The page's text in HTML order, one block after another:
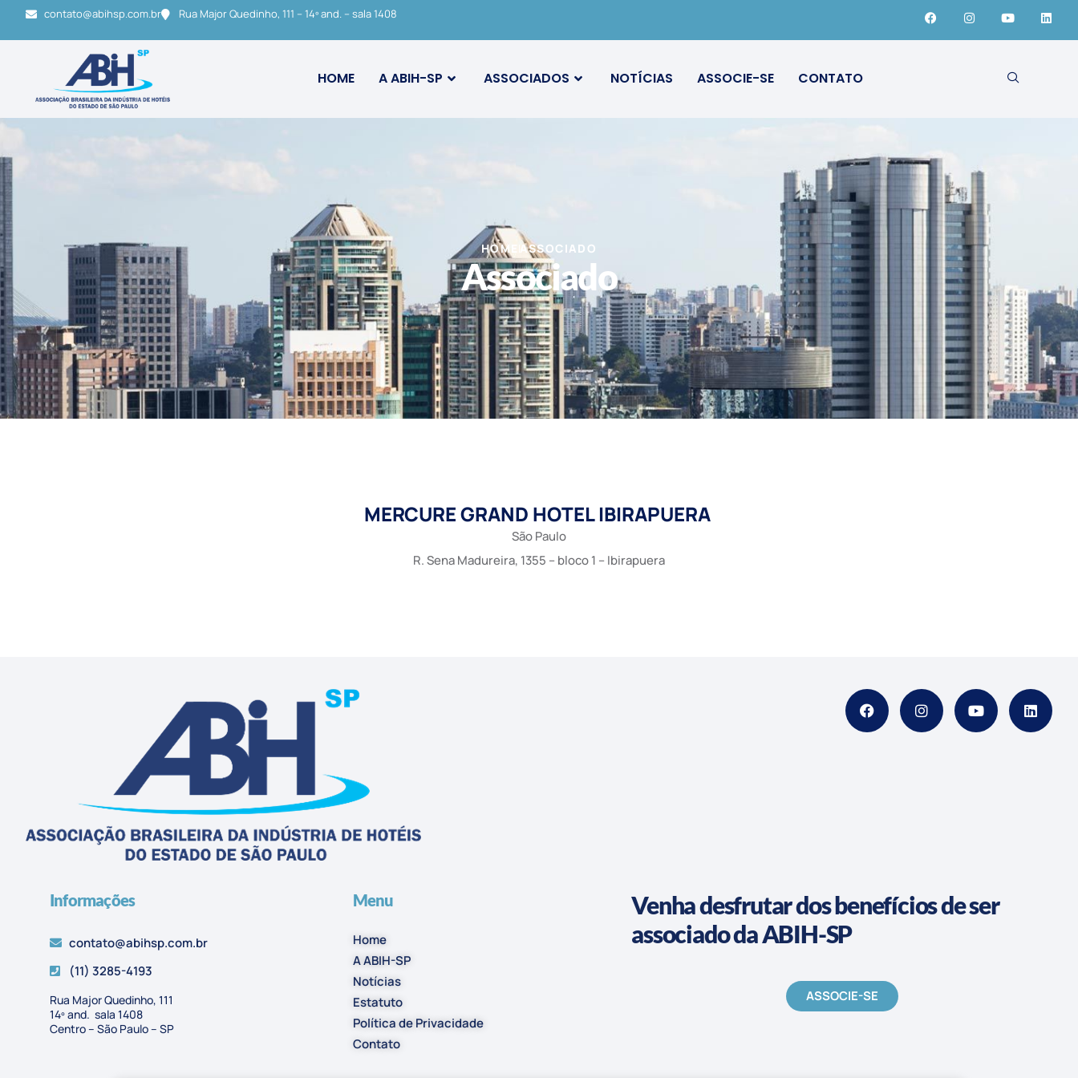
contato@abihsp.com.br Rua Major Quedinho, 111 – 14º and. – sala 1408
HOME A ABIH-SP ASSOCIADOS NOTÍCIAS ASSOCIE-SE CONTATO
HOME ASSOCIADO
Associado
MERCURE GRAND HOTEL IBIRAPUERA
São Paulo
R. Sena Madureira, 1355 – bloco 1 – Ibirapuera
Informações
contato@abihsp.com.br
(11) 3285-4193
Rua Major Quedinho, 111
14º and. sala 1408
Centro – São Paulo – SP
Menu
Home
A ABIH-SP
Notícias
Estatuto
Política de Privacidade
Contato
Venha desfrutar dos benefícios de ser
associado da ABIH-SP
ASSOCIE-SE